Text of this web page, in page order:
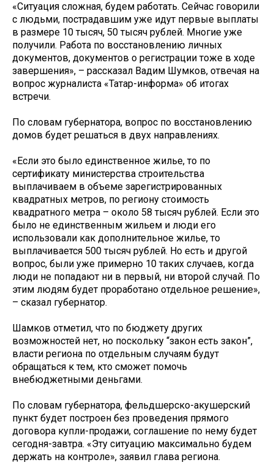
«Ситуация сложная, будем работать. Сейчас говорили
с людьми, пострадавшим уже идут первые выплаты
в размере 10 тысяч, 50 тысяч рублей. Многие уже
получили. Работа по восстановлению личных
документов, документов о регистрации тоже в ходе
завершения», – рассказал Вадим Шумков, отвечая на
вопрос журналиста «Татар-информа» об итогах
встречи.
По словам губернатора, вопрос по восстановлению
домов будет решаться в двух направлениях.
«Если это было единственное жилье, то по
сертификату министерства строительства
выплачиваем в объеме зарегистрированных
квадратных метров, по региону стоимость
квадратного метра – около 58 тысяч рублей. Если это
было не единственным жильем и люди его
использовали как дополнительное жилье, то
выплачивается 500 тысяч рублей. Но есть и другой
вопрос, были уже примерно 10 таких случаев, когда
люди не попадают ни в первый, ни второй случай. По
этим людям будет проработано отдельное решение»,
– сказал губернатор.
Шамков отметил, что по бюджету других
возможностей нет, но поскольку “закон есть закон”,
власти региона по отдельным случаям будут
обращаться к тем, кто сможет помочь
внебюджетными деньгами.
По словам губернатора, фельдшерско-акушерский
пункт будет построен без проведения прямого
договора купли-продажи, соглашение по нему будет
сегодня-завтра. «Эту ситуацию максимально будем
держать на контроле», заявил глава региона.